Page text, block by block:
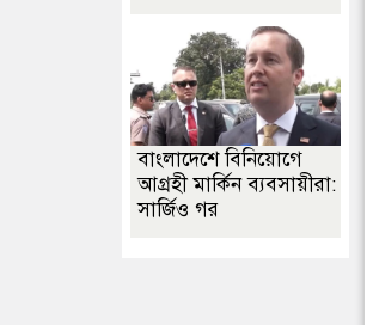
বাংলাদেশে বিনিয়োগে
আগ্রহী মার্কিন ব্যবসায়ীরা:
সার্জিও গর